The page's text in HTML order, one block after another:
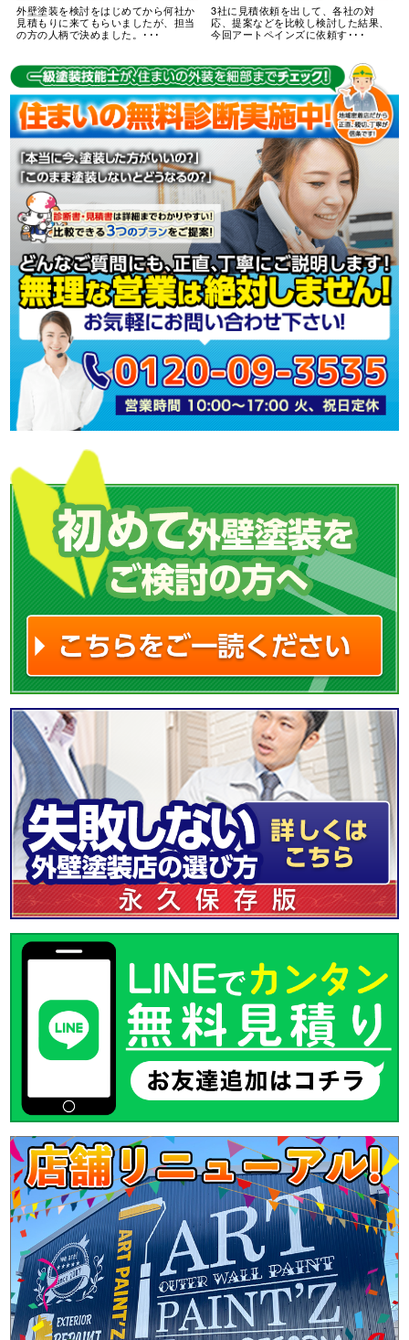
外壁塗装を検討をはじめてから何社か
見積もりに来てもらいましたが、担当
の方の人柄で決めました。･･･
3社に見積依頼を出して、各社の対
応、提案などを比較し検討した結果、
今回アートペインズに依頼す･･･